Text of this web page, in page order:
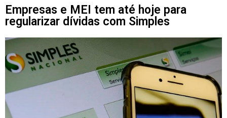
Empresas e MEI tem até hoje para
regularizar dívidas com Simples